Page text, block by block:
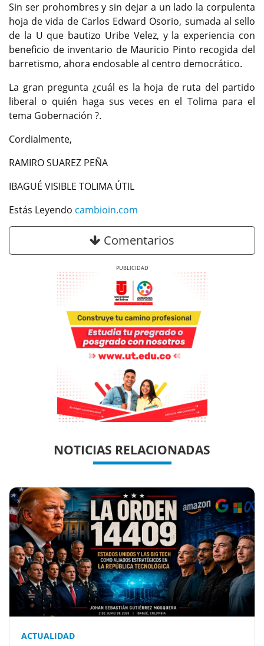
Sin ser prohombres y sin dejar a un lado la corpulenta
hoja de vida de Carlos Edward Osorio, sumada al sello
de la U que bautizo Uribe Velez, y la experiencia con
beneficio de inventario de Mauricio Pinto recogida del
barretismo, ahora endosable al centro democrático.
La gran pregunta ¿cuál es la hoja de ruta del partido
liberal o quién haga sus veces en el Tolima para el
tema Gobernación ?.
Cordialmente,
RAMIRO SUAREZ PEÑA
IBAGUÉ VISIBLE TOLIMA ÚTIL
Estás Leyendo cambioin.com
Comentarios
NOTICIAS RELACIONADAS
ACTUALIDAD